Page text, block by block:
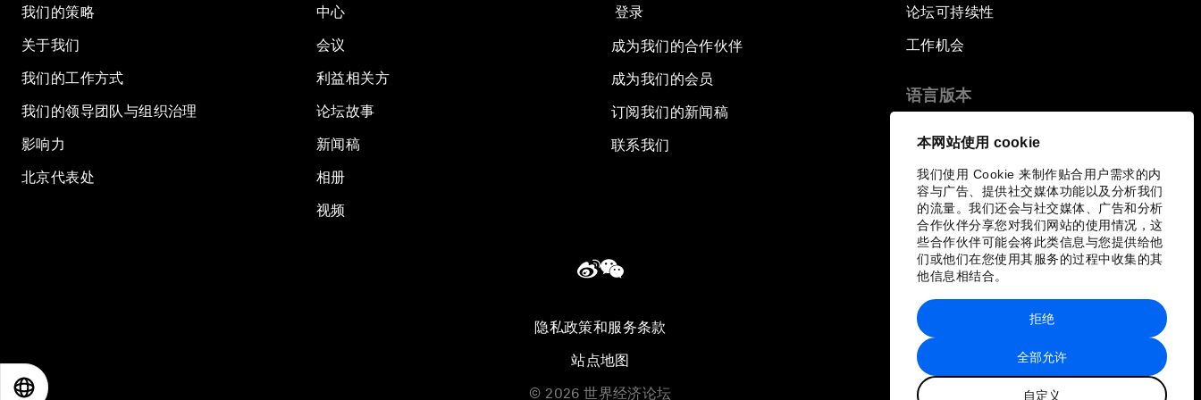
本网站使用 cookie
我们使用 Cookie 来制作贴合用户需求的内
容与广告、提供社交媒体功能以及分析我们
的流量。我们还会与社交媒体、广告和分析
合作伙伴分享您对我们网站的使用情况，这
些合作伙伴可能会将此类信息与您提供给他
们或他们在您使用其服务的过程中收集的其
他信息相结合。
全部允许
自定义
拒绝
我们的策略
关于我们
我们的工作方式
我们的领导团队与组织治理
影响力
北京代表处
中心
会议
利益相关方
论坛故事
新闻稿
相册
视频
登录
成为我们的合作伙伴
成为我们的会员
订阅我们的新闻稿
联系我们
论坛可持续性
工作机会
语言版本
隐私政策和服务条款
站点地图
© 2026 世界经济论坛